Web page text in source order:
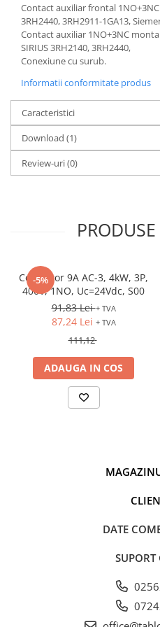
Controlere pentru automatizari
Switch-uri si comunicatii
Convertizoare frecvenţă
Invertoare (Convertizoare)
Accesorii convertizoare
Senzori
Cabluri senzori
Senzori inductivi
Senzori optici
Întrerupt. autom. compacte
Intreruptoare automate
Accesorii intreruptoare
Protectii cu fuzibili
Fuzibili tip CH
Fuzibili tip D0
Fuzibili tip MPR
Limitatoare pozitie mecanice
Contact auxiliar frontal
3RH2440, 3RH2911-1GA13,
Contact auxiliar 1NO+3NC
SIRIUS 3RH2140, 3RH2440,
Conexiune cu surub.
Informatii conformitate produs
Caracteristici
Download (1)
Review-uri(0)
-5%
Contactor 9A AC-3, 4kW, 3P,
400V, 1NO, Uc=24Vdc, S00
91,83 Lei+ TVA
87,24 Lei + TVA
111,12
ADAUGA IN COS
DATE
SUPORT